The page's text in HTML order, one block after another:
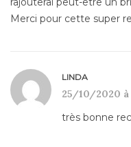
Merci pour cette super
LINDA
25/10/2020 à
très bonne